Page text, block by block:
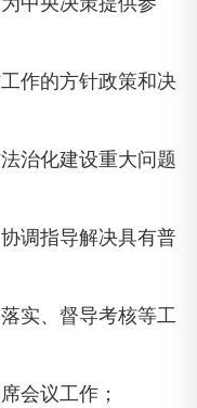
作的方针政策和决
治化建设重大问题
调指导解决具有普
实、督导考核等工
会议工作；